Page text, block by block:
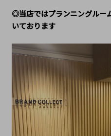
◎当店ではプランニングルー
いております